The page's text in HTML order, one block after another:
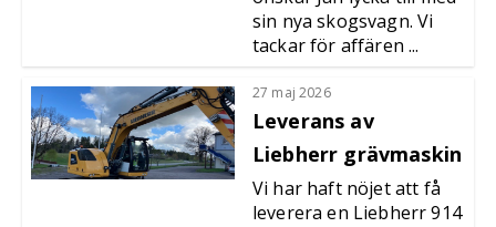
sin nya skogsvagn. Vi
tackar för affären ...
27 maj 2026
Leverans av
Liebherr grävmaskin
Vi har haft nöjet att få
leverera en Liebherr 914